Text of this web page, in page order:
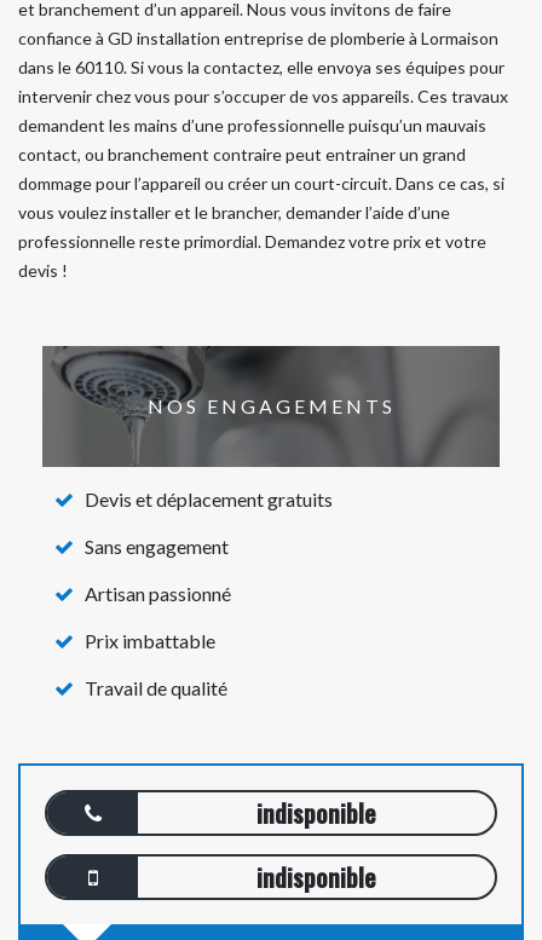
et branchement d’un appareil. Nous vous invitons de faire
confiance à GD installation entreprise de plomberie à Lormaison
dans le 60110. Si vous la contactez, elle envoya ses équipes pour
intervenir chez vous pour s’occuper de vos appareils. Ces travaux
demandent les mains d’une professionnelle puisqu’un mauvais
contact, ou branchement contraire peut entrainer un grand
dommage pour l’appareil ou créer un court-circuit. Dans ce cas, si
vous voulez installer et le brancher, demander l’aide d’une
professionnelle reste primordial. Demandez votre prix et votre
devis !
NOS ENGAGEMENTS
Devis et déplacement gratuits
Sans engagement
Artisan passionné
Prix imbattable
Travail de qualité
indisponible
indisponible